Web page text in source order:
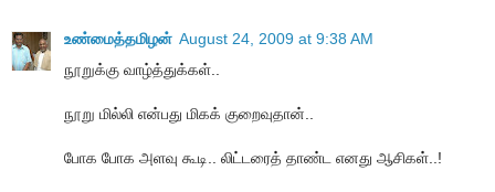
உண்மைத்தமிழன் August 24, 2009 at 9:38 AM
நூறுக்கு வாழ்த்துக்கள்..
நூறு மில்லி என்பது மிகக் குறைவுதான்..
போக போக அளவு கூடி.. லிட்டரைத் தாண்ட எனது ஆசிகள்..!